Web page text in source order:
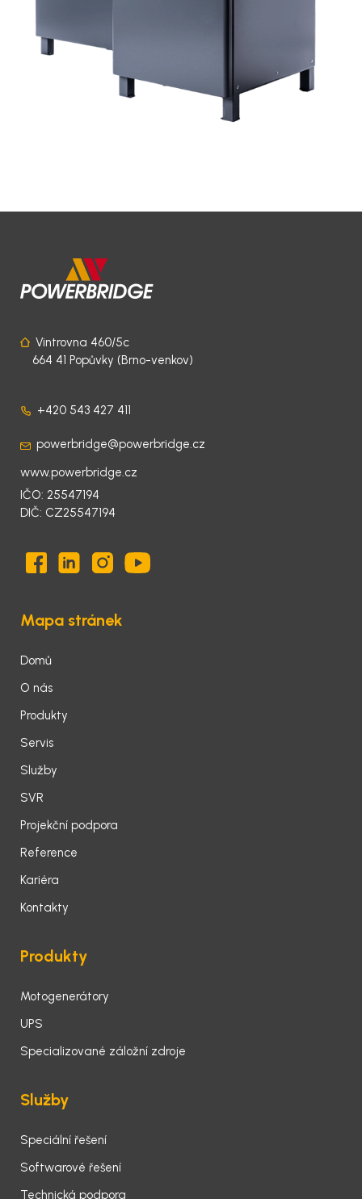
Vintrovna 460/5c
664 41 Popůvky (Brno-venkov)
+420 543 427 411
powerbridge@powerbridge.cz
www.powerbridge.cz
IČO: 25547194
DIČ: CZ25547194
Mapa stránek
Domů
O nás
Produkty
Servis
Služby
SVR
Projekční podpora
Reference
Kariéra
Kontakty
Produkty
Motogenerátory
UPS
Specializované záložní zdroje
Služby
Speciální řešení
Softwarové řešení
Technická podpora